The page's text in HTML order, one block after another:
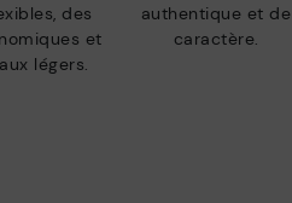
des
et
légers.
authentique et de
caractère.